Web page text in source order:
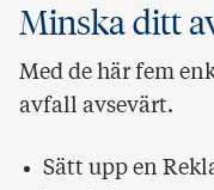
Minska ditt
Med de här fem
avfall avsevärt.
Sätt upp en